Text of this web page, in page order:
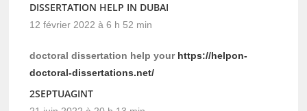
DISSERTATION HELP IN DUBAI
12 février 2022 à 6 h 52 min
doctoral dissertation help your https://helpon-
doctoral-dissertations.net/
2SEPTUAGINT